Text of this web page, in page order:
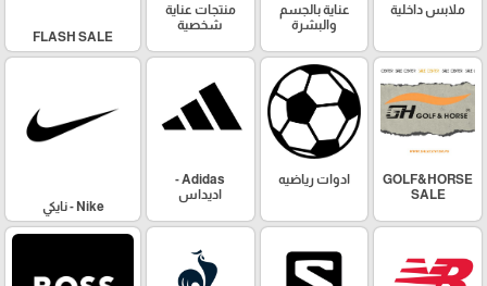
ملابس داخلية
عناية بالجسم
والبشرة
منتجات عناية
شخصية
FLASH SALE
GOLF&HORSE
SALE
ادوات رياضيه
Adidas -
اديداس
Nike - نايكي